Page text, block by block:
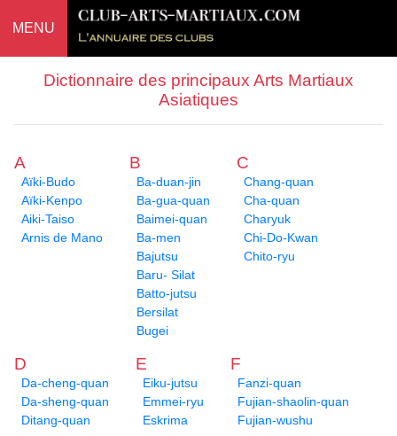
MENU
Dictionnaire des principaux Arts Martiaux
Asiatiques
A
Aïki-Budo
Aïki-Kenpo
Aiki-Taiso
Arnis de Mano
B
Ba-duan-jin
Ba-gua-quan
Baimei-quan
Ba-men
Bajutsu
Baru- Silat
Batto-jutsu
Bersilat
Bugei
C
Chang-quan
Cha-quan
Charyuk
Chi-Do-Kwan
Chito-ryu
D
Da-cheng-quan
Da-sheng-quan
Ditang-quan
E
Eiku-jutsu
Emmei-ryu
Eskrima
F
Fanzi-quan
Fujian-shaolin-quan
Fujian-wushu